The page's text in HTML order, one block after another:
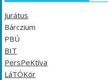
Jurátus
Bárczium
PBÚ
BIT
PersPeKtíva
LáTÓKör